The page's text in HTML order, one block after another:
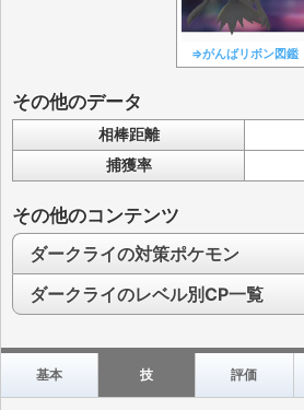
⇒がんばリボン図鑑
その他のデータ
相棒距離
捕獲率
その他のコンテンツ
ダークライの対策ポケモン
ダークライのレベル別CP一覧
基本 技 評価